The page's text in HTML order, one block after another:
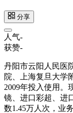
分享
人气-
获赞-
丹阳市云阳人民医
院、上海复旦大学
2009年投入使用。
镜、进口彩超、进
数1.45万人次，业